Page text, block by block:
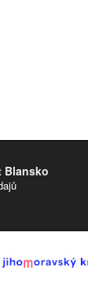
Blansko